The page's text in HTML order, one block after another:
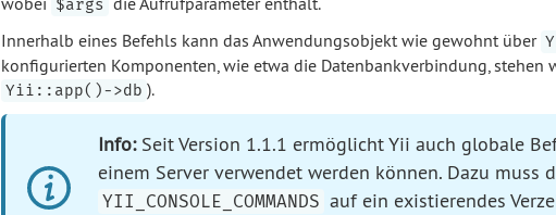
$args
Innerhalb eines Befehls kann das Anwendungsobjekt wie gewohnt über
konfigurierten Komponenten, wie etwa die Datenbankverbindung, stehen
Yii::app()->db ).
Info:Seit Version 1.1.1 ermöglicht Yii auch globale
einem Server verwendet werden können. Dazu muss
YII_CONSOLE_COMMANDS auf ein existierendes